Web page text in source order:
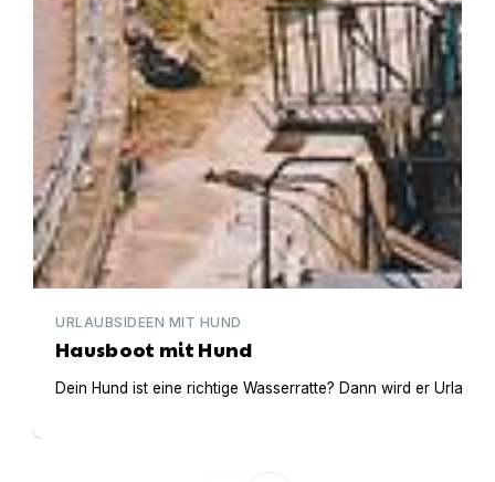
URLAUBSIDEEN MIT HUND
Hausboot mit Hund
Dein Hund ist eine richtige Wasserratte? Dann wird er